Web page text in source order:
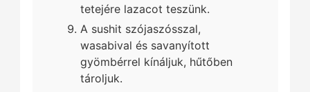
tetejére lazacot teszünk.
A sushit szójaszósszal,
wasabival és savanyított
gyömbérrel kínáljuk, hűtőben
tároljuk.